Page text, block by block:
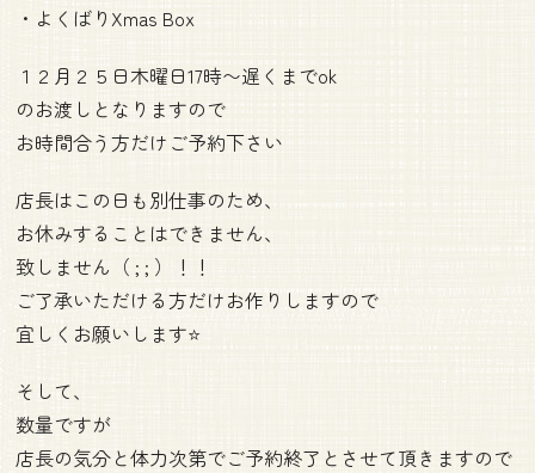
・よくばりXmas Box
１２月２５日木曜日17時〜遅くまでok
のお渡しとなりますので
お時間合う方だけご予約下さい
店長はこの日も別仕事のため、
お休みすることはできません、
致しません（ ; ; ）！！
ご了承いただける方だけお作りしますので
宜しくお願いします⭐️
そして、
数量ですが
店長の気分と体力次第でご予約終了とさせて頂きますので